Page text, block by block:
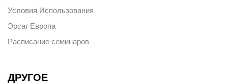
Условия Использования
Эрсаг Европа
Расписание семинаров
ДРУГОЕ